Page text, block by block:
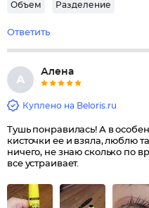
Объем Разделение
Ответить
А
Алена
Куплено на Beloris.ru
Тушь понравилась! А в
кисточки ее и взяла, люблю
ничего, не знаю сколько по
все устраивает.